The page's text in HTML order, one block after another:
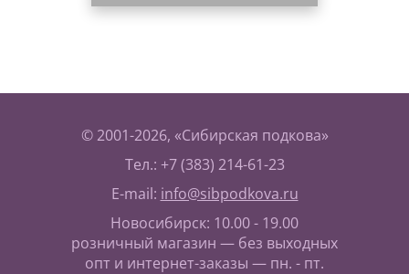
© 2001-2026, «Сибирская подкова»
Тел.: +7 (383) 214-61-23
E-mail: info@sibpodkova.ru
Новосибирск: 10.00 - 19.00
розничный магазин — без выходных
опт и интернет-заказы — пн. - пт.